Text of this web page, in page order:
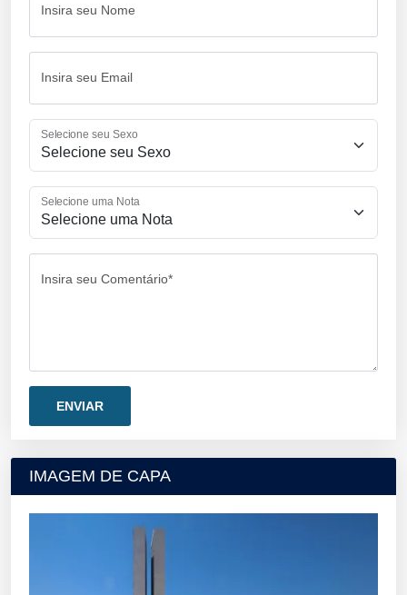
Insira seu Nome
Insira seu Email
Selecione seu Sexo
Selecione uma Nota
Insira seu Comentário*
IMAGEM DE CAPA